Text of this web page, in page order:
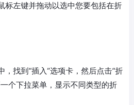
标左键并拖动以选中您要包括在折
，找到“插入”选项卡，然后点击“折
个下拉菜单，显示不同类型的折